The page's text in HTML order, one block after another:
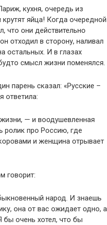
кухня, очередь из
яйца! Когда очередной
что они действительно
отходил в сторону, наливал
остальных. И в глазах
смысл жизни поменялся.
парень сказал: «Русские –
ответила:
— и воодушевленная
ролик про Россию, где
и женщина отрывает
говорит:
народ. И знаешь
она от вас ожидает одно, а
бы очень хотел, что бы